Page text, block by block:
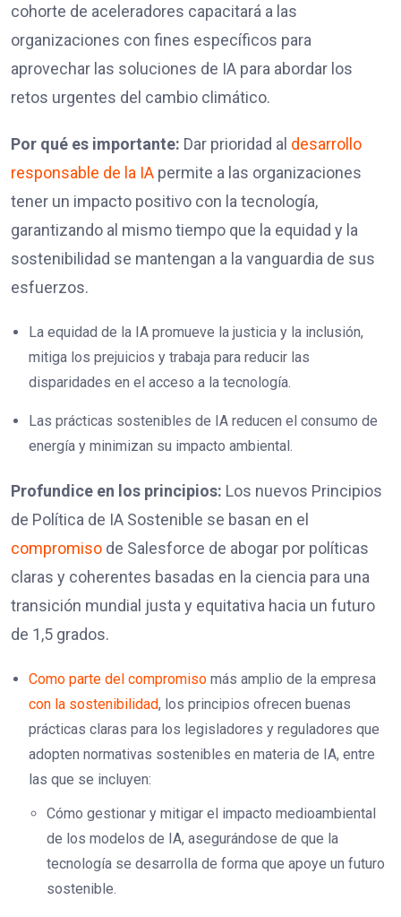
cohorte de aceleradores capacitará a las
organizaciones con fines específicos para
aprovechar las soluciones de IA para abordar los
retos urgentes del cambio climático.
Por qué es importante: Dar prioridad al desarrollo
responsable de la IA permite a las organizaciones
tener un impacto positivo con la tecnología,
garantizando al mismo tiempo que la equidad y la
sostenibilidad se mantengan a la vanguardia de sus
esfuerzos.
La equidad de la IA promueve la justicia y la inclusión,
mitiga los prejuicios y trabaja para reducir las
disparidades en el acceso a la tecnología.
Las prácticas sostenibles de IA reducen el consumo de
energía y minimizan su impacto ambiental.
Profundice en los principios: Los nuevos Principios
de Política de IA Sostenible se basan en el
compromiso de Salesforce de abogar por políticas
claras y coherentes basadas en la ciencia para una
transición mundial justa y equitativa hacia un futuro
de 1,5 grados.
Como parte del compromiso más amplio de la empresa
con la sostenibilidad, los principios ofrecen buenas
prácticas claras para los legisladores y reguladores que
adopten normativas sostenibles en materia de IA, entre
las que se incluyen:
Cómo gestionar y mitigar el impacto medioambiental
de los modelos de IA, asegurándose de que la
tecnología se desarrolla de forma que apoye un futuro
sostenible.